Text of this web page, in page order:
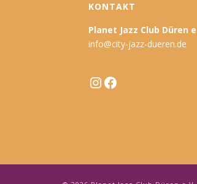
KONTAKT
Planet Jazz Club Düren
info@city-jazz-dueren.de
Instagram
Facebook